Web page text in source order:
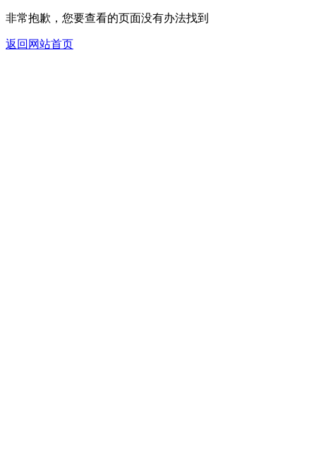
非常抱歉，您要查看的页面没有办法找到
返回网站首页